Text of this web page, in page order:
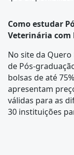
Como estudar
Veterinária com
No site da
de Pós-
bolsas de até
apresentam
válidas para as
30 instituições